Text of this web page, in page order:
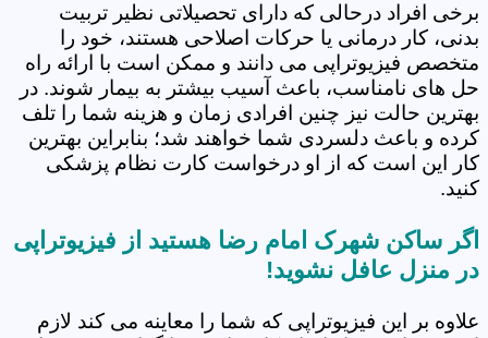
برخی افراد درحالی که دارای تحصیلاتی نظیر تربیت
بدنی، کار درمانی یا حرکات اصلاحی هستند، خود را
متخصص فیزیوتراپی می دانند و ممکن است با ارائه راه
حل های نامناسب، باعث آسیب بیشتر به بیمار شوند. در
بهترین حالت نیز چنین افرادی زمان و هزینه شما را تلف
کرده و باعث دلسردی شما خواهند شد؛ بنابراین بهترین
کار این است که از او درخواست کارت نظام پزشکی
کنید.
اگر ساکن شهرک امام رضا هستید از فیزیوتراپی
در منزل عافل نشوید!
علاوه بر این فیزیوتراپی که شما را معاینه می کند لازم